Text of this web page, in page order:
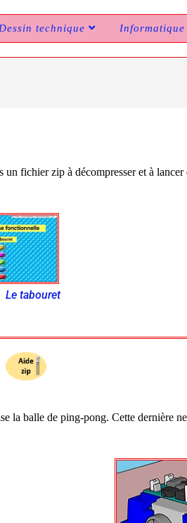
Dessin technique Informatique
fichier zip à décompresser et à
Le tabouret
la balle de ping-pong. Cette dernière